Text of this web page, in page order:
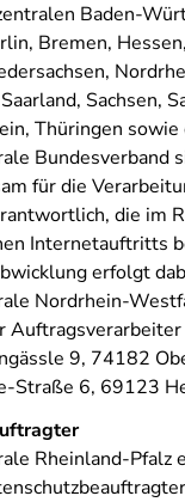
Baden-
Bremen,
Sachsen,
Thüringen sowie
Bundesverband
für die
die im
Internetauftritts
erfolgt
Nordrhein-
9, 74182
Straße 6, 69123
Rheinland-Pfalz